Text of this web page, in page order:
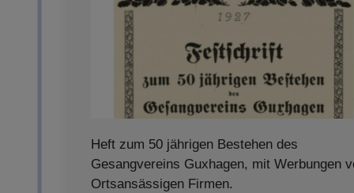
Heft zum 50 jährigen Bestehen des
Gesangvereins Guxhagen, mit Werbungen
Ortsansässigen Firmen.